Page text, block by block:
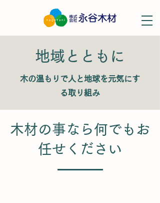
地域とともに
木の温もりで人と地球を元気にす
る取り組み
木材の事なら何でもお
任せください